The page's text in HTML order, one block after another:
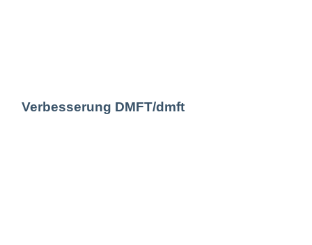
Verbesserung DMFT/dmft